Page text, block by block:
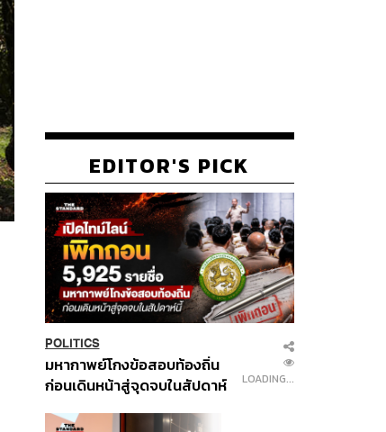
EDITOR'S PICK
POLITICS
มหากาพย์โกงข้อสอบท้องถิ่น
ก่อนเดินหน้าสู่จุดจบในสัปดาห์